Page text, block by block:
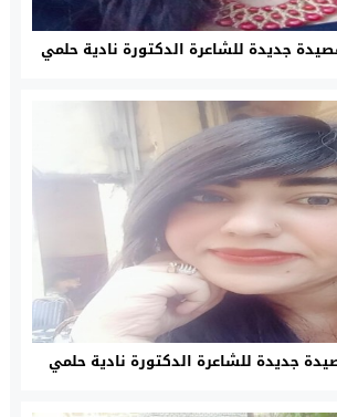
جديدة للشاعرة الدكتورة نادية حلمي
جديدة للشاعرة الدكتورة نادية حلمي